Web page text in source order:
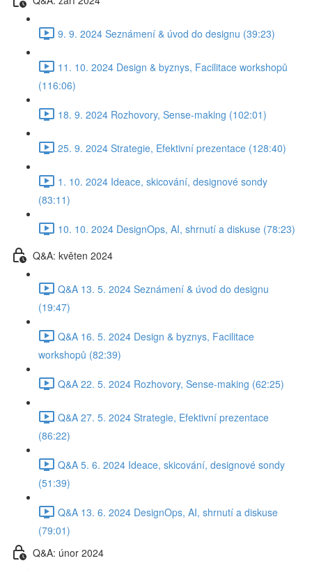
9. 9. 2024 Seznámení & úvod do designu (39:23)
11. 10. 2024 Design & byznys, Facilitace workshopů
(116:06)
18. 9. 2024 Rozhovory, Sense-making (102:01)
25. 9. 2024 Strategie, Efektivní prezentace (128:40)
1. 10. 2024 Ideace, skicování, designové sondy
(83:11)
10. 10. 2024 DesignOps, AI, shrnutí a diskuse (78:23)
Q&A: květen 2024
Q&A 13. 5. 2024 Seznámení & úvod do designu
(19:47)
Q&A 16. 5. 2024 Design & byznys, Facilitace
workshopů (82:39)
Q&A 22. 5. 2024 Rozhovory, Sense-making (62:25)
Q&A 27. 5. 2024 Strategie, Efektivní prezentace
(86:22)
Q&A 5. 6. 2024 Ideace, skicování, designové sondy
(51:39)
Q&A 13. 6. 2024 DesignOps, AI, shrnutí a diskuse
(79:01)
Q&A: únor 2024